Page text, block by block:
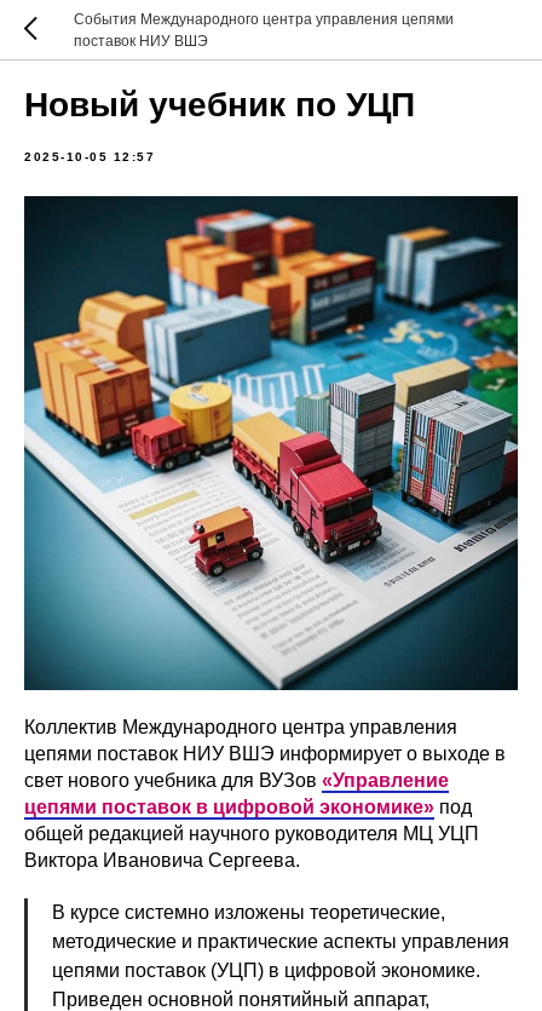
События Международного центра управления цепями
поставок НИУ ВШЭ
Новый учебник по УЦП
2025-10-05 12:57
Коллектив Международного центра управления
цепями поставок НИУ ВШЭ информирует о выходе в
свет нового учебника для ВУЗов «Управление
цепями поставок в цифровой экономике» под
общей редакцией научного руководителя МЦ УЦП
Виктора Ивановича Сергеева.
В курсе системно изложены теоретические,
методические и практические аспекты управления
цепями поставок (УЦП) в цифровой экономике.
Приведен основной понятийный аппарат,